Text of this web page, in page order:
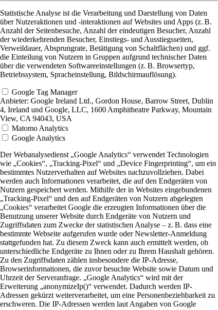
Statistische Analyse ist die Verarbeitung und Darstellung von Daten
über Nutzeraktionen und -interaktionen auf Websites und Apps (z. B.
Anzahl der Seitenbesuche, Anzahl der eindeutigen Besucher, Anzahl
der wiederkehrenden Besucher, Einstiegs- und Ausstiegsseiten,
Verweildauer, Absprungrate, Betätigung von Schaltflächen) und ggf.
die Einteilung von Nutzern in Gruppen aufgrund technischer Daten
über die verwendeten Softwareeinstellungen (z. B. Browsertyp,
Betriebssystem, Spracheinstellung, Bildschirmauflösung).
Google Tag Manager
Anbieter: Google Ireland Ltd., Gordon House, Barrow Street, Dublin
4, Ireland und Google, LLC, 1600 Amphitheatre Parkway, Mountain
View, CA 94043, USA
Matomo Analytics
Google Analytics
Der Webanalysedienst „Google Analytics“ verwendet Technologien
wie „Cookies“, „Tracking-Pixel“ und „Device Fingerprinting“, um ein
bestimmtes Nutzerverhalten auf Websites nachzuvollziehen. Dabei
werden auch Informationen verarbeitet, die auf den Endgeräten von
Nutzern gespeichert werden. Mithilfe der in Websites eingebundenen
„Tracking-Pixel“ und den auf Endgeräten von Nutzern abgelegten
„Cookies“ verarbeitet Google die erzeugten Informationen über die
Benutzung unserer Website durch Endgeräte von Nutzern und
Zugriffsdaten zum Zwecke der statistischen Analyse – z. B. dass eine
bestimmte Webseite aufgerufen wurde oder Newsletter-Anmeldung
stattgefunden hat. Zu diesem Zweck kann auch ermittelt werden, ob
unterschiedliche Endgeräte zu Ihnen oder zu Ihrem Haushalt gehören.
Zu den Zugriffsdaten zählen insbesondere die IP-Adresse,
Browserinformationen, die zuvor besuchte Website sowie Datum und
Uhrzeit der Serveranfrage. „Google Analytics“ wird mit der
Erweiterung „anonymizeIp()“ verwendet. Dadurch werden IP-
Adressen gekürzt weiterverarbeitet, um eine Personenbeziehbarkeit zu
erschweren. Die IP-Adressen werden laut Angaben von Google